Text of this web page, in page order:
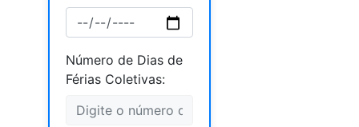
Número de Dias de
Férias Coletivas: